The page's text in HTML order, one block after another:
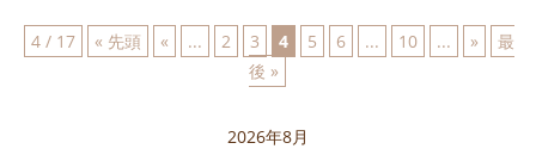
4 / 17 « 先頭 « ... 2 3 4 5 6 ... 10 ... »
最
後 »
2026年8月